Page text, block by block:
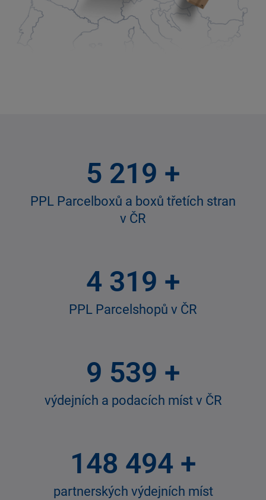
5 800 +
PPL Parcelboxů a boxů třetích stran
v ČR
4 800 +
PPL Parcelshopů v ČR
10 600 +
výdejních a podacích míst v ČR
165 000 +
partnerských výdejních míst